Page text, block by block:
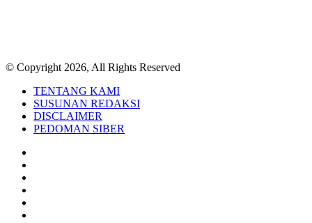
© Copyright 2026, All Rights Reserved
TENTANG KAMI
SUSUNAN REDAKSI
DISCLAIMER
PEDOMAN SIBER